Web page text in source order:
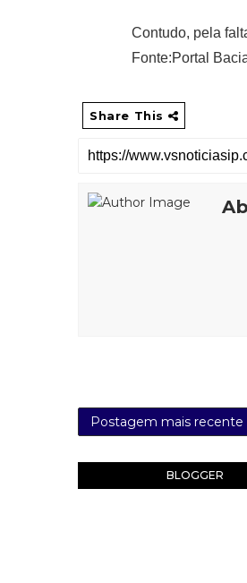
Contudo, pela
Fonte:Portal
Share This
Postagem mais recente
BLOGGER